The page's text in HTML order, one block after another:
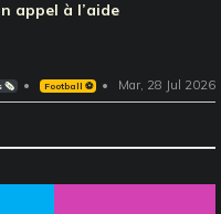
appel à l’aide
🗞️ Football ⚽️ Mar, 28 Jul 2026